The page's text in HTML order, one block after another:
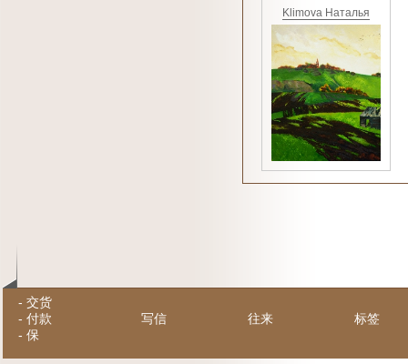
Klimova Наталья
- 交货
- 付款
- 保
写信 往来 标签